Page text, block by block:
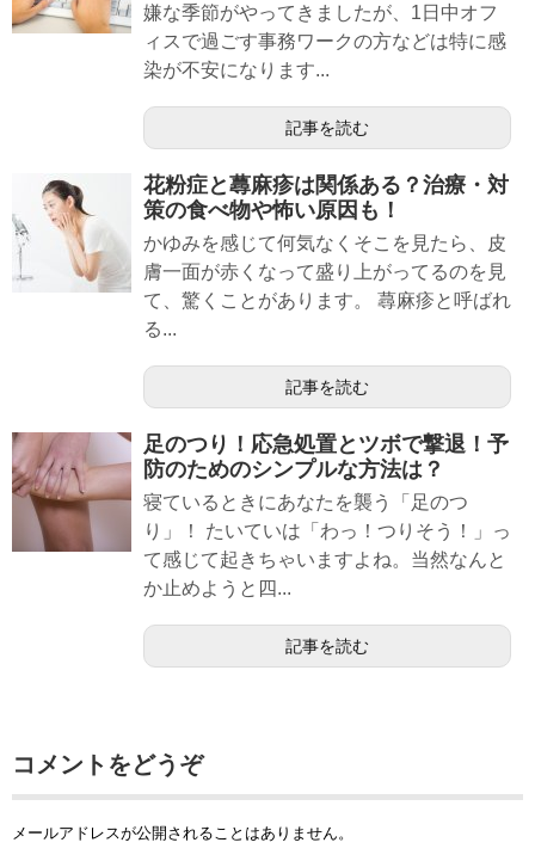
嫌な季節がやってきましたが、1日中オフ
ィスで過ごす事務ワークの方などは特に感
染が不安になります...
記事を読む
花粉症と蕁麻疹は関係ある？治療・対
策の食べ物や怖い原因も！
かゆみを感じて何気なくそこを見たら、皮
膚一面が赤くなって盛り上がってるのを見
て、驚くことがあります。 蕁麻疹と呼ばれ
る...
記事を読む
足のつり！応急処置とツボで撃退！予
防のためのシンプルな方法は？
寝ているときにあなたを襲う「足のつ
り」！ たいていは「わっ！つりそう！」っ
て感じて起きちゃいますよね。当然なんと
か止めようと四...
記事を読む
コメントをどうぞ
メールアドレスが公開されることはありません。